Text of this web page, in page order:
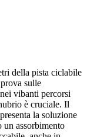
della pista ciclabile
sulle
vibanti percorsi
è cruciale. Il
la soluzione
un assorbimento